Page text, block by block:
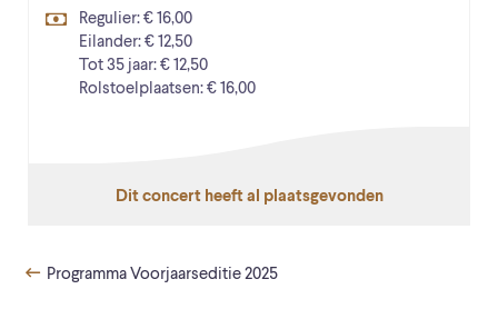
Regulier: € 16,00
Eilander: € 12,50
Tot 35 jaar: € 12,50
Rolstoelplaatsen: € 16,00
Dit concert heeft al plaatsgevonden
Programma Voorjaarseditie 2025